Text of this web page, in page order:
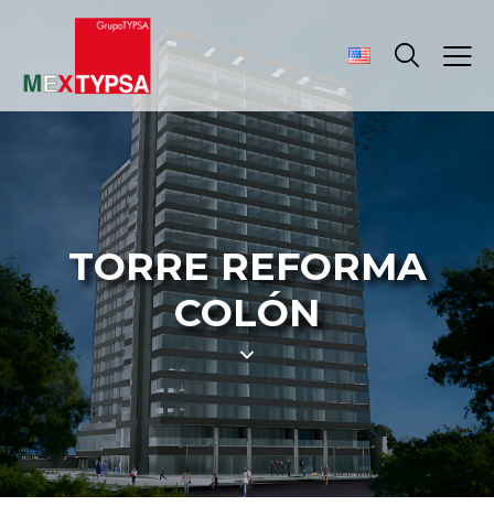
TORRE REFORMA
COLÓN